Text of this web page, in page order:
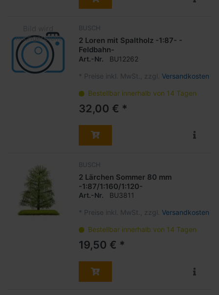
BUSCH
2 Loren mit Spaltholz -1:87- -
Feldbahn-
Art.-Nr. BU12262
* Preise inkl. MwSt., zzgl. Versandkosten
Bestellbar innerhalb von 14 Tagen
32,00 € *
BUSCH
2 Lärchen Sommer 80 mm
-1:87/1:160/1:120-
Art.-Nr. BU3811
* Preise inkl. MwSt., zzgl. Versandkosten
Bestellbar innerhalb von 14 Tagen
19,50 € *